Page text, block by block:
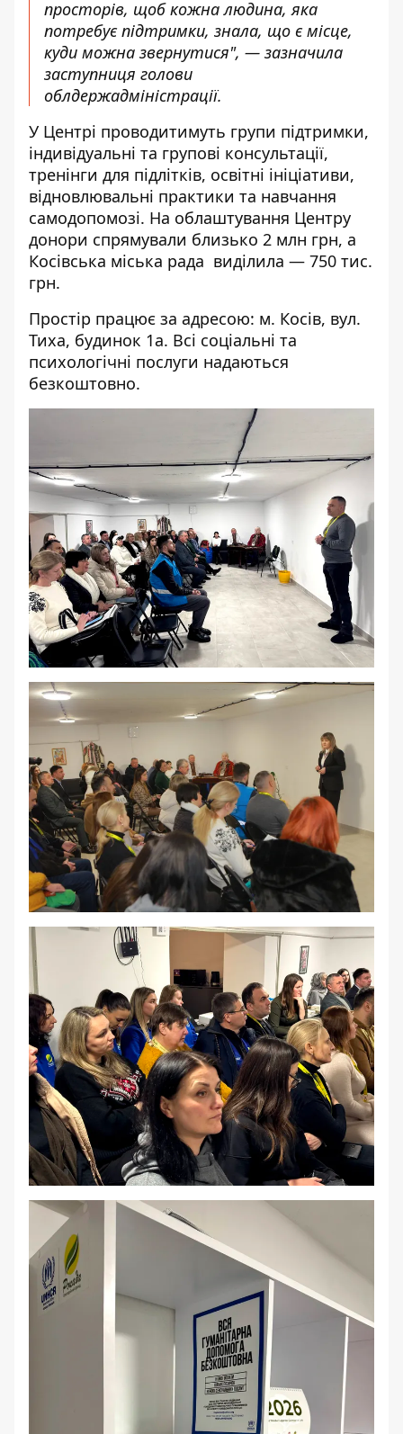
просторів, щоб кожна людина, яка
потребує підтримки, знала, що є місце,
куди можна звернутися", — зазначила
заступниця голови
облдержадміністрації.
У Центрі проводитимуть групи підтримки,
індивідуальні та групові консультації,
тренінги для підлітків, освітні ініціативи,
відновлювальні практики та навчання
самодопомозі. На облаштування Центру
донори спрямували близько 2 млн грн, а
Косівська міська рада виділила — 750 тис.
грн.
Простір працює за адресою: м. Косів, вул.
Тиха, будинок 1а. Всі соціальні та
психологічні послуги надаються
безкоштовно.